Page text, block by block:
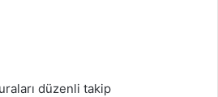
düzenli takip